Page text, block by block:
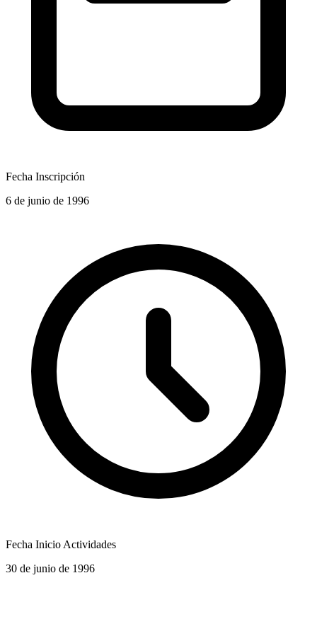
Fecha Inscripción
6 de junio de 1996
Fecha Inicio Actividades
30 de junio de 1996